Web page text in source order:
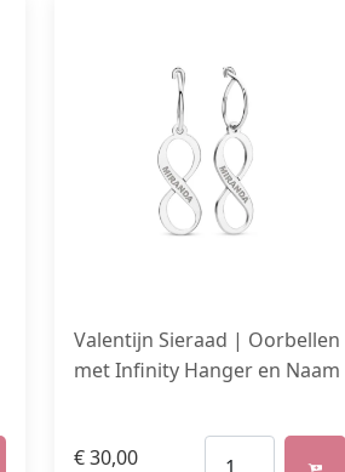
Valentijn Sieraad | Oorbellen
met Infinity Hanger en Naam
€30,00